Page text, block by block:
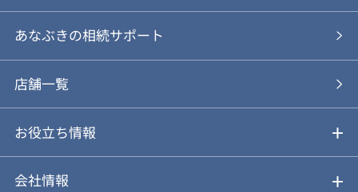
あなぶきの仲介
あなぶきの買取
仲介と買取のメリット・デメリット
動画やパンフレットで見る
物件を探す
購入の流れ
購入前も後も安心サポート
お気に入り
あなぶきの相続サポート
店舗一覧
お役立ち情報
不動産Q&A
会社情報